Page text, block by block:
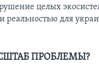
целых
реальностью для
ПРОБЛЕМЫ?